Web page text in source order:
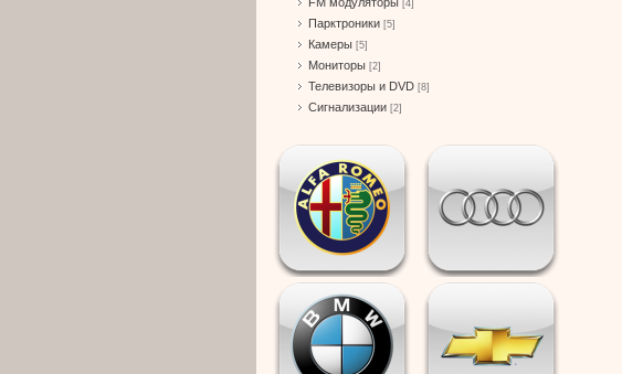
[4]
Парктроники [5]
Камеры [5]
Мониторы [2]
Телевизоры и DVD [8]
Сигнализации [2]